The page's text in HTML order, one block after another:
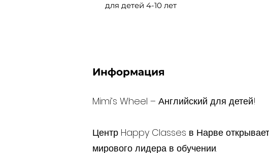
для детей 4-10 лет
Информация
Mimi’s Wheel – Английский для детей!
Центр Happy Classes в Нарве
мирового лидера в обучении.